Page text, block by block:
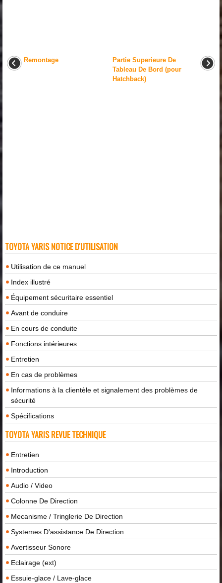
Remontage
Partie Superieure De
Tableau De Bord (pour
Hatchback)
TOYOTA YARIS NOTICE D'UTILISATION
Utilisation de ce manuel
Index illustré
Équipement sécuritaire essentiel
Avant de conduire
En cours de conduite
Fonctions intérieures
Entretien
En cas de problèmes
Informations à la clientèle et signalement des problèmes de
sécurité
Spécifications
TOYOTA YARIS REVUE TECHNIQUE
Entretien
Introduction
Audio / Video
Colonne De Direction
Mecanisme / Tringlerie De Direction
Systemes D'assistance De Direction
Avertisseur Sonore
Eclairage (ext)
Essuie-glace / Lave-glace